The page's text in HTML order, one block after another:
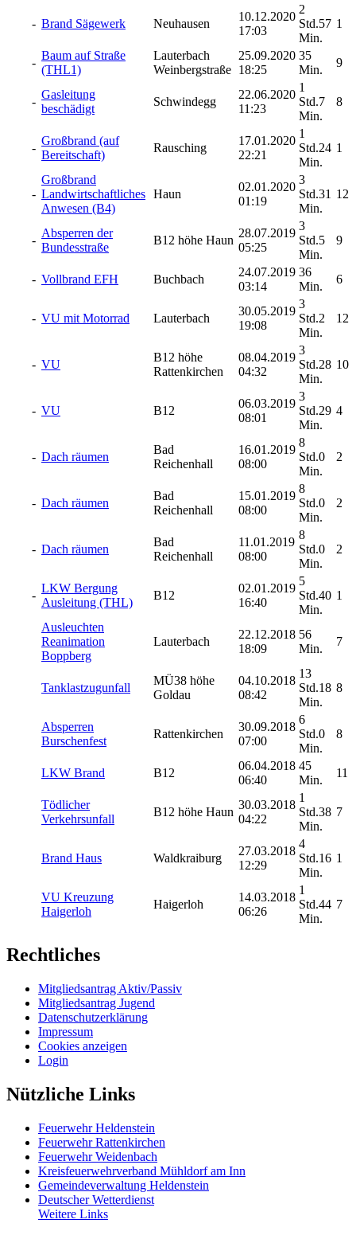
- Brand Sägewerk Neuhausen
10.12.2020
17:03
2
Std.57
Min.
1
-
Baum auf Straße
(THL1)
Lauterbach
Weinbergstraße
25.09.2020
18:25
35
Min.
9
-
Gasleitung
beschädigt
Schwindegg
22.06.2020
11:23
1
Std.7
Min.
8
-
Großbrand (auf
Bereitschaft)
Rausching
17.01.2020
22:21
1
Std.24
Min.
1
-
Großbrand
Landwirtschaftliches
Anwesen (B4)
Haun
02.01.2020
01:19
3
Std.31
Min.
12
-
Absperren der
Bundesstraße
B12 höhe Haun
28.07.2019
05:25
3
Std.5
Min.
9
- Vollbrand EFH Buchbach
24.07.2019
03:14
36
Min.
6
- VU mit Motorrad Lauterbach
30.05.2019
19:08
3
Std.2
Min.
12
- VU
B12 höhe
Rattenkirchen
08.04.2019
04:32
3
Std.28
Min.
10
- VU B12
06.03.2019
08:01
3
Std.29
Min.
4
- Dach räumen
Bad
Reichenhall
16.01.2019
08:00
8
Std.0
Min.
2
- Dach räumen
Bad
Reichenhall
15.01.2019
08:00
8
Std.0
Min.
2
- Dach räumen
Bad
Reichenhall
11.01.2019
08:00
8
Std.0
Min.
2
-
LKW Bergung
Ausleitung (THL)
B12
02.01.2019
16:40
5
Std.40
Min.
1
Ausleuchten
Reanimation
Boppberg
Lauterbach
22.12.2018
18:09
56
Min.
7
Tanklastzugunfall
MÜ38 höhe
Goldau
04.10.2018
08:42
13
Std.18
Min.
8
Absperren
Burschenfest
Rattenkirchen
30.09.2018
07:00
6
Std.0
Min.
8
LKW Brand B12
06.04.2018
06:40
45
Min.
11
Tödlicher
Verkehrsunfall
B12 höhe Haun
30.03.2018
04:22
1
Std.38
Min.
7
Brand Haus Waldkraiburg
27.03.2018
12:29
4
Std.16
Min.
1
VU Kreuzung
Haigerloh
Haigerloh
14.03.2018
06:26
1
Std.44
Min.
7
Rechtliches
Mitgliedsantrag Aktiv/Passiv
Mitgliedsantrag Jugend
Datenschutzerklärung
Impressum
Cookies anzeigen
Login
Nützliche Links
Feuerwehr Heldenstein
Feuerwehr Rattenkirchen
Feuerwehr Weidenbach
Kreisfeuerwehrverband Mühldorf am Inn
Gemeindeverwaltung Heldenstein
Deutscher Wetterdienst
Weitere Links